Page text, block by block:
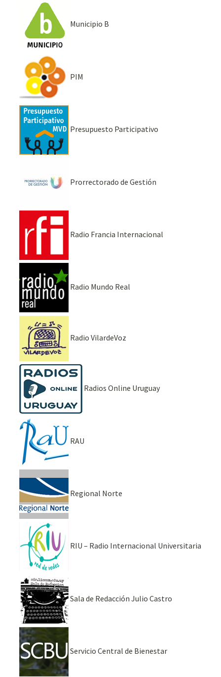
Municipio B
PIM
Presupuesto Participativo
Prorrectorado de Gestión
Radio Francia Internacional
Radio Mundo Real
Radio VilardeVoz
Radios Online Uruguay
RAU
Regional Norte
RIU – Radio Internacional Universitaria
Sala de Redacción Julio Castro
Servicio Central de Bienestar